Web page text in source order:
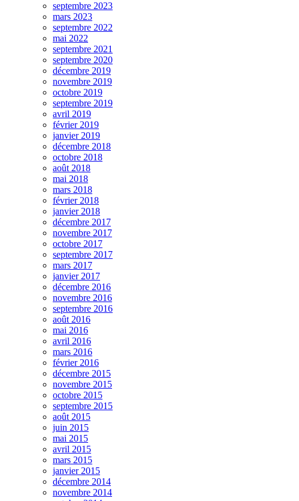
septembre 2023
mars 2023
septembre 2022
mai 2022
septembre 2021
septembre 2020
décembre 2019
novembre 2019
octobre 2019
septembre 2019
avril 2019
février 2019
janvier 2019
décembre 2018
octobre 2018
août 2018
mai 2018
mars 2018
février 2018
janvier 2018
décembre 2017
novembre 2017
octobre 2017
septembre 2017
mars 2017
janvier 2017
décembre 2016
novembre 2016
septembre 2016
août 2016
mai 2016
avril 2016
mars 2016
février 2016
décembre 2015
novembre 2015
octobre 2015
septembre 2015
août 2015
juin 2015
mai 2015
avril 2015
mars 2015
janvier 2015
décembre 2014
novembre 2014